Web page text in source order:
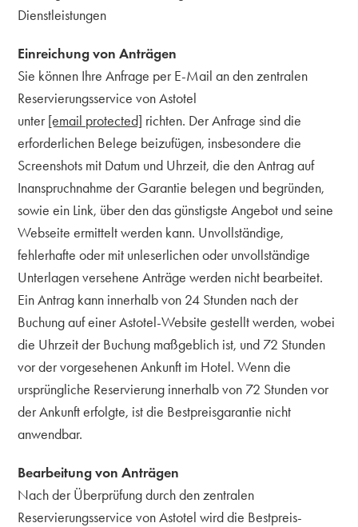
Dienstleistungen
Einreichung von Anträgen
Sie können Ihre Anfrage per E-Mail an den zentralen
Reservierungsservice von Astotel
unter[email protected] richten. Der Anfrage sind die
erforderlichen Belege beizufügen, insbesondere die
Screenshots mit Datum und Uhrzeit, die den Antrag auf
Inanspruchnahme der Garantie belegen und begründen,
sowie ein Link, über den das günstigste Angebot und seine
Webseite ermittelt werden kann. Unvollständige,
fehlerhafte oder mit unleserlichen oder unvollständige
Unterlagen versehene Anträge werden nicht bearbeitet.
Ein Antrag kann innerhalb von 24 Stunden nach der
Buchung auf einer Astotel-Website gestellt werden, wobei
die Uhrzeit der Buchung maßgeblich ist, und 72 Stunden
vor der vorgesehenen Ankunft im Hotel. Wenn die
ursprüngliche Reservierung innerhalb von 72 Stunden vor
der Ankunft erfolgte, ist die Bestpreisgarantie nicht
anwendbar.
Bearbeitung von Anträgen
Nach der Überprüfung durch den zentralen
Reservierungsservice von Astotel wird die Bestpreis-